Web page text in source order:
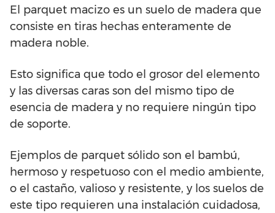
El parquet macizo es un suelo de madera que
consiste en tiras hechas enteramente de
madera noble.
Esto significa que todo el grosor del elemento
y las diversas caras son del mismo tipo de
esencia de madera y no requiere ningún tipo
de soporte.
Ejemplos de parquet sólido son el bambú,
hermoso y respetuoso con el medio ambiente,
o el castaño, valioso y resistente, y los suelos de
este tipo requieren una instalación cuidadosa,